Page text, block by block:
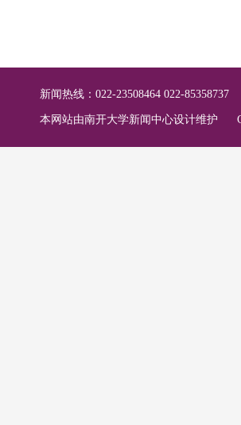
新闻热线：022-23508464 022-85358737
本网站由南开大学新闻中心设计维护